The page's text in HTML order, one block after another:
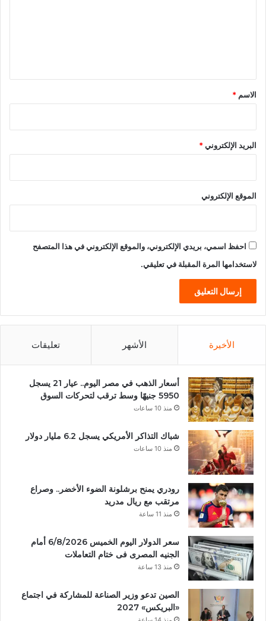
*
الاسم *
البريد الإلكتروني*
الموقع الإلكتروني
احفظ اسمي، بريدي الإلكتروني، والموقع الإلكتروني في هذا المتصفح
لاستخدامها المرة المقبلة في تعليقي.
الأخيرة الأشهر تعليقات
أسعار الذهب في مصر اليوم.. عيار 21 يسجل
5950 جنيهًا وسط ترقب لتحركات السوق
منذ 10 ساعات
شباك التذاكر الأمريكي يسجل 6.2 مليار دولار
منذ 10 ساعات
رودري يمنح برشلونة الضوء الأخضر.. وصراع
مرتقب مع ريال مدريد
منذ 11 ساعة
سعر الدولار اليوم الخميس 6/8/2026 أمام
الجنيه المصرى فى ختام التعاملات
منذ 13 ساعة
الصين تدعو وزير الصناعة للمشاركة في اجتماع
«البريكس» 2027